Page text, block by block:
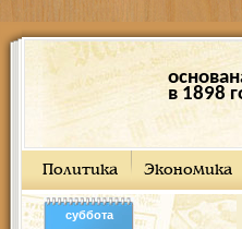
в 1898
Политика Экономика
суббота